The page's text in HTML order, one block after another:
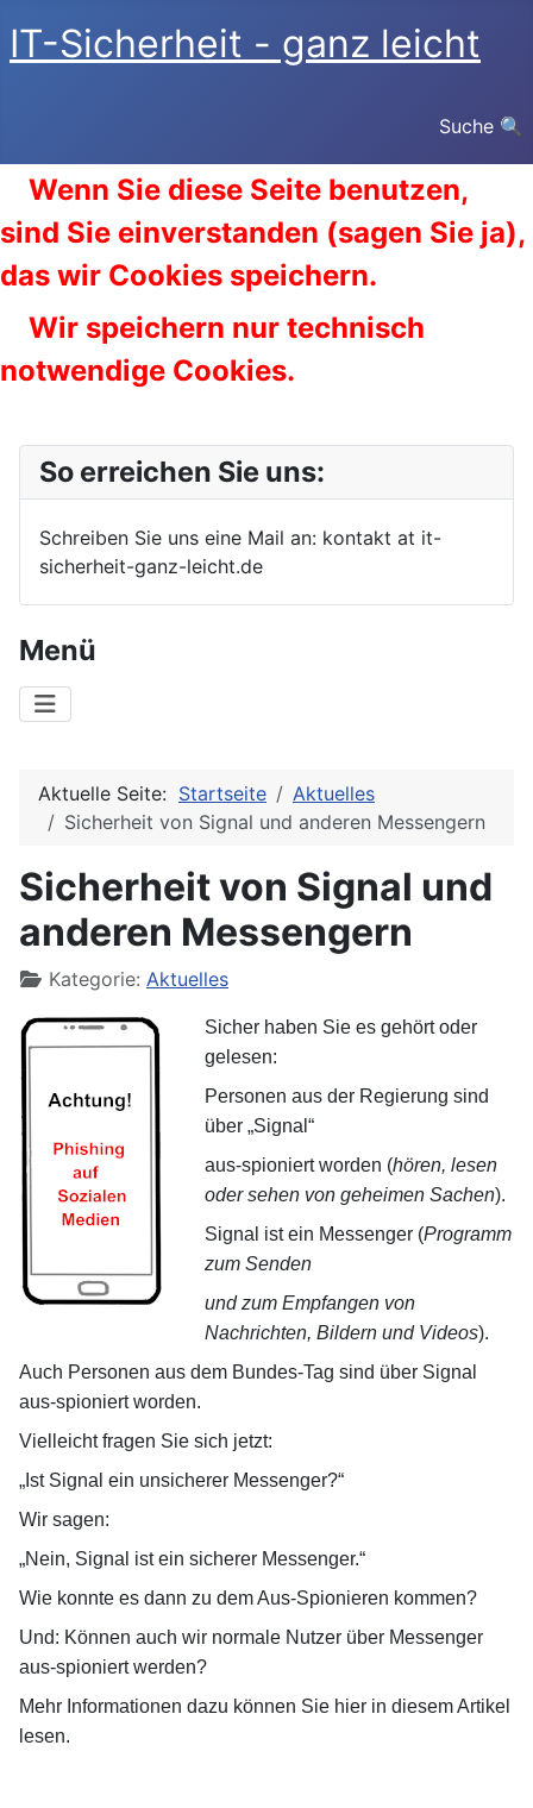
IT-Sicherheit - ganz leicht
Suche 🔍
Wenn Sie diese Seite benutzen,
sind Sie einverstanden (sagen Sie ja),
das wir Cookies speichern.
Wir speichern nur technisch
notwendige Cookies.
So erreichen Sie uns:
Schreiben Sie uns eine Mail an: kontakt at it-
sicherheit-ganz-leicht.de
Menü
Aktuelle Seite: Startseite
Aktuelles
Sicherheit von Signal und anderen Messengern
Sicherheit von Signal und
anderen Messengern
DetailsKategorie: Aktuelles
Sicher haben Sie es gehört oder
gelesen:
Personen aus der Regierung sind
über „Signal“
aus-spioniert worden (hören, lesen
oder sehen von geheimen Sachen).
Signal ist ein Messenger (Programm
zum Senden
und zum Empfangen von
Nachrichten, Bildern und Videos).
Auch Personen aus dem Bundes-Tag sind über Signal
aus-spioniert worden.
Vielleicht fragen Sie sich jetzt:
„Ist Signal ein unsicherer Messenger?“
Wir sagen:
„Nein, Signal ist ein sicherer Messenger.“
Wie konnte es dann zu dem Aus-Spionieren kommen?
Und: Können auch wir normale Nutzer über Messenger
aus-spioniert werden?
Mehr Informationen dazu können Sie hier in diesem Artikel
lesen.